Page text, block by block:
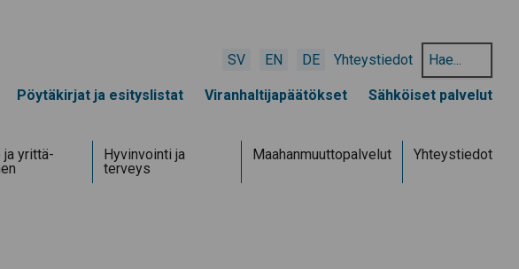
SV EN DE Yhteystiedot
Hae
hakusanalla:
Pöytäkirjat ja esityslistat Viranhaltijapäätökset Sähköiset palvelut
ja yrittä­
Hyvinvointi ja
terveys
Maahanmuuttopalvelut Yhteystiedot